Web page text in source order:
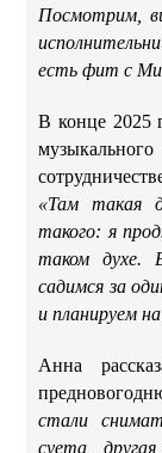
Посмотрим,
есть фит с
В конце 2025
«Там такая
такого: я
таком духе.
садимся за
и планируем
Анна
стали
суета,